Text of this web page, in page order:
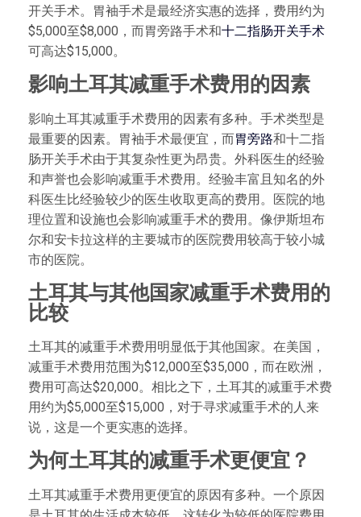
开关手术。胃袖手术是最经济实惠的选择，费用约为
$5,000至$8,000，而胃旁路手术和十二指肠开关手术
可高达$15,000。
影响土耳其减重手术费用的因素
影响土耳其减重手术费用的因素有多种。手术类型是
最重要的因素。胃袖手术最便宜，而胃旁路和十二指
肠开关手术由于其复杂性更为昂贵。外科医生的经验
和声誉也会影响减重手术费用。经验丰富且知名的外
科医生比经验较少的医生收取更高的费用。医院的地
理位置和设施也会影响减重手术的费用。像伊斯坦布
尔和安卡拉这样的主要城市的医院费用较高于较小城
市的医院。
土耳其与其他国家减重手术费用的
比较
土耳其的减重手术费用明显低于其他国家。在美国，
减重手术费用范围为$12,000至$35,000，而在欧洲，
费用可高达$20,000。相比之下，土耳其的减重手术费
用约为$5,000至$15,000，对于寻求减重手术的人来
说，这是一个更实惠的选择。
为何土耳其的减重手术更便宜？
土耳其减重手术费用更便宜的原因有多种。一个原因